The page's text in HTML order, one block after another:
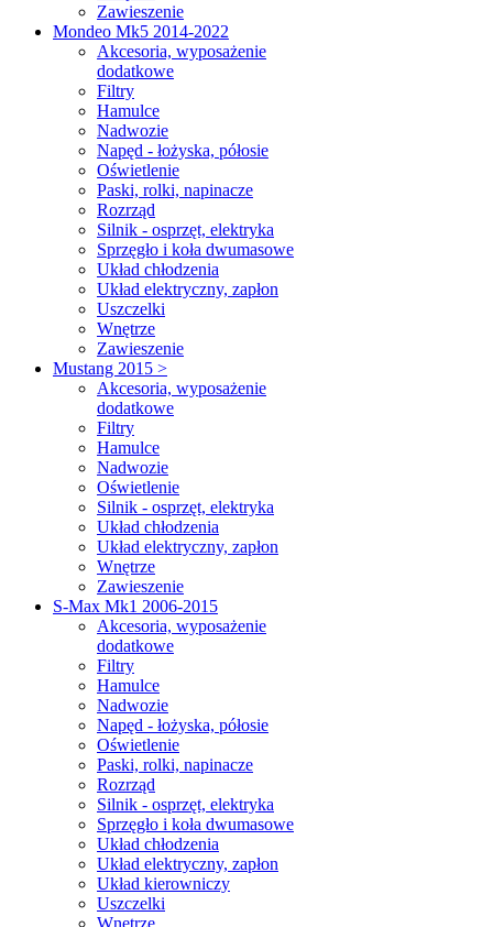
Zawieszenie
Mondeo Mk5 2014-2022
Akcesoria, wyposażenie
dodatkowe
Filtry
Hamulce
Nadwozie
Napęd - łożyska, półosie
Oświetlenie
Paski, rolki, napinacze
Rozrząd
Silnik - osprzęt, elektryka
Sprzęgło i koła dwumasowe
Układ chłodzenia
Układ elektryczny, zapłon
Uszczelki
Wnętrze
Zawieszenie
Mustang 2015 >
Akcesoria, wyposażenie
dodatkowe
Filtry
Hamulce
Nadwozie
Oświetlenie
Silnik - osprzęt, elektryka
Układ chłodzenia
Układ elektryczny, zapłon
Wnętrze
Zawieszenie
S-Max Mk1 2006-2015
Akcesoria, wyposażenie
dodatkowe
Filtry
Hamulce
Nadwozie
Napęd - łożyska, półosie
Oświetlenie
Paski, rolki, napinacze
Rozrząd
Silnik - osprzęt, elektryka
Sprzęgło i koła dwumasowe
Układ chłodzenia
Układ elektryczny, zapłon
Układ kierowniczy
Uszczelki
Wnętrze